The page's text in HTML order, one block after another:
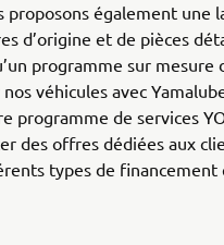
proposons également une
d’origine et de pièces
programme sur mesure
véhicules avec
programme de services
des offres dédiées aux
types de financement